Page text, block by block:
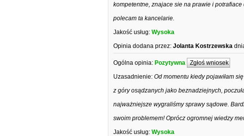
kompetentne, znajace sie na prawie i
polecam ta kancelarie.
Jakość usług: Wysoka
Opinia dodana przez: Jolanta Kostrzewska
Ogólna opinia: Pozytywna Zgłoś wniosek
Uzasadnienie: Od momentu kiedy pojawiłam
z góry osądzanych jako beznadziejnych,
najważniejsze wygraliśmy sprawy sądowe.
swoim problemem! Oprócz ogromnej wiedzy
Jakość usług: Wysoka